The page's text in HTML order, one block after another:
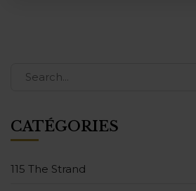
CATÉGORIES
115 The Strand